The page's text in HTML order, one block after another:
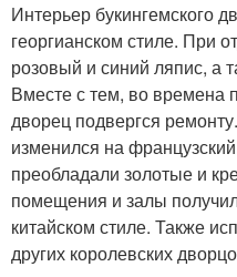
Интерьер букингемского
георгианском стиле. При
розовый и синий ляпис, а
Вместе с тем, во времена
дворец подвергся
изменился на
преобладали золотые и
помещения и залы
китайском стиле. Также
других королевских